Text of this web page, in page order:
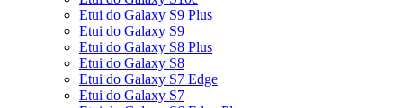
Etui do Galaxy S9 Plus
Etui do Galaxy S9
Etui do Galaxy S8 Plus
Etui do Galaxy S8
Etui do Galaxy S7 Edge
Etui do Galaxy S7